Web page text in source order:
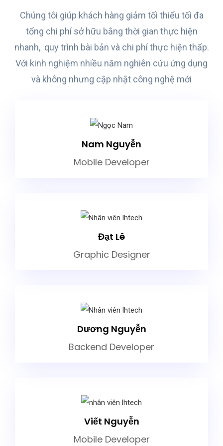
Chúng tôi giúp khách hàng giảm tối thiểu tối đa
tổng chi phí sở hữu bằng thời gian thực hiện
nhanh, quy trình bài bản và chi phí thực hiện thấp.
Với kinh nghiệm nhiều năm nghiên cứu ứng dụng
và không nhưng cập nhật công nghệ mới
Nam Nguyễn
Mobile Developer
Đạt Lê
Graphic Designer
Dương Nguyễn
Backend Developer
Viết Nguyễn
Mobile Developer